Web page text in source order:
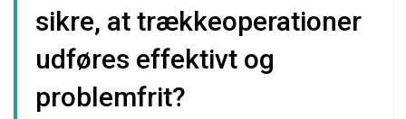
sikre, at trækkeoperationer
udføres effektivt og
problemfrit?